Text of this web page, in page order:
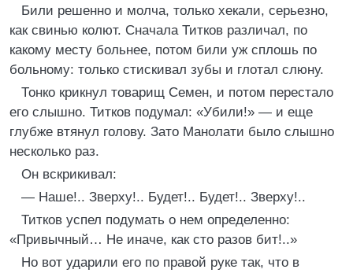
Били решенно и молча, только хекали, серьезно,
как свинью колют. Сначала Титков различал, по
какому месту больнее, потом били уж сплошь по
больному: только стискивал зубы и глотал слюну.
Тонко крикнул товарищ Семен, и потом перестало
его слышно. Титков подумал: «Убили!» — и еще
глубже втянул голову. Зато Манолати было слышно
несколько раз.
Он вскрикивал:
— Наше!.. Зверху!.. Будет!.. Будет!.. Зверху!..
Титков успел подумать о нем определенно:
«Привычный… Не иначе, как сто разов бит!..»
Но вот ударили его по правой руке так, что в